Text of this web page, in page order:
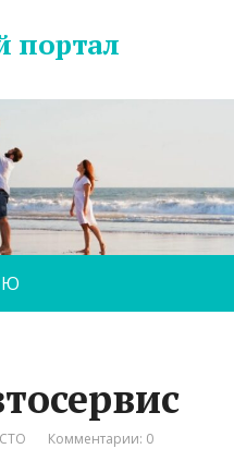
портал
СТО Комментарии: 0